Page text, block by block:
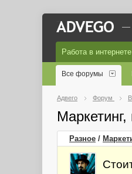
—
Работа в интернете
Все форумы
Адвего Форум
Разное /